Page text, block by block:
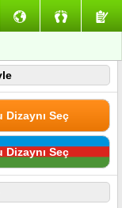
Dizaynı Seç
Dizaynı Seç